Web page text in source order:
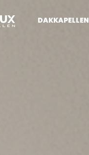
DAKKAPELLEN